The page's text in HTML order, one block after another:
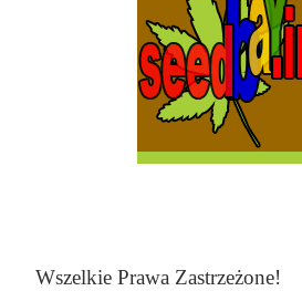
Wszelkie Prawa Zastrzeżone!